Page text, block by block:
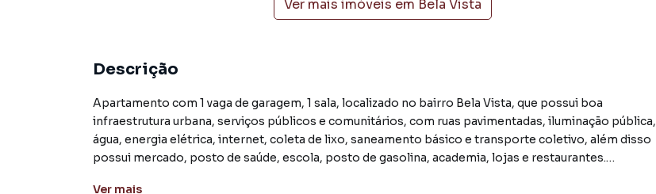
Ver mais imóveis em Bela Vista
Descrição
Apartamento com 1 vaga de garagem, 1 sala, localizado no bairro Bela Vista, que possui boa
infraestrutura urbana, serviços públicos e comunitários, com ruas pavimentadas, iluminação pública,
água, energia elétrica, internet, coleta de lixo, saneamento básico e transporte coletivo, além disso
possui mercado, posto de saúde, escola, posto de gasolina, academia, lojas e restaurantes.
Ver mais